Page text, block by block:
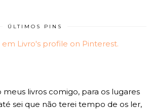
ÚLTIMOS PINS
em Livro's profile on Pinterest.
meus livros comigo, para os lugares
sei que não terei tempo de os ler,